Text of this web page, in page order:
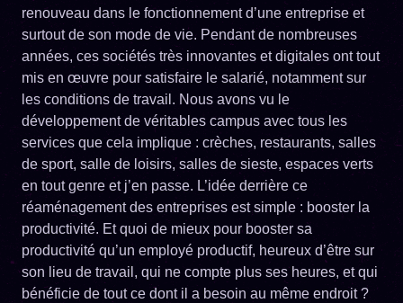
renouveau dans le fonctionnement d’une entreprise et
surtout de son mode de vie. Pendant de nombreuses
années, ces sociétés très innovantes et digitales ont tout
mis en œuvre pour satisfaire le salarié, notamment sur
les conditions de travail. Nous avons vu le
développement de véritables campus avec tous les
services que cela implique : crèches, restaurants, salles
de sport, salle de loisirs, salles de sieste, espaces verts
en tout genre et j’en passe. L’idée derrière ce
réaménagement des entreprises est simple : booster la
productivité. Et quoi de mieux pour booster sa
productivité qu’un employé productif, heureux d’être sur
son lieu de travail, qui ne compte plus ses heures, et qui
bénéficie de tout ce dont il a besoin au même endroit ?